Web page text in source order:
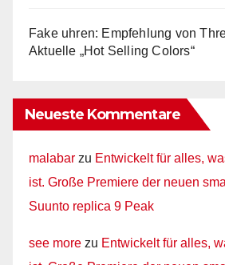
Fake uhren: Empfehlung von
Aktuelle „Hot Selling Colors“
Neueste Kommentare
malabar zu Entwickelt für alles,
ist. Große Premiere der neuen
Suunto replica 9 Peak
see more zu Entwickelt für alles,